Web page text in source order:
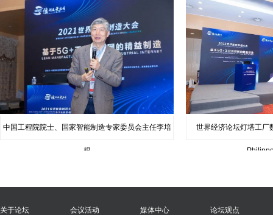
中国工程院院士、国家智能制造专家委员会主任李培
根
世界经济论坛灯塔工厂
关于论坛 会议活动 媒体中心 论坛观点